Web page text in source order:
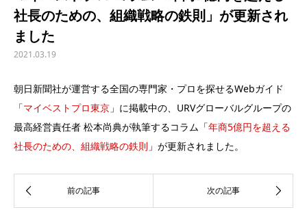
社長のための、組織戦略の鉄則」が更新され
ました
2021.03.19
朝日新聞社が運営する全国の専門家・プロを探せるWebガイド
「マイベストプロ東京 」に掲載中の、URVグローバルグループの
最高経営責任者 松本尚典が執筆するコラム「年商5億円を超える
社長のための、組織戦略の鉄則 」が更新されました。